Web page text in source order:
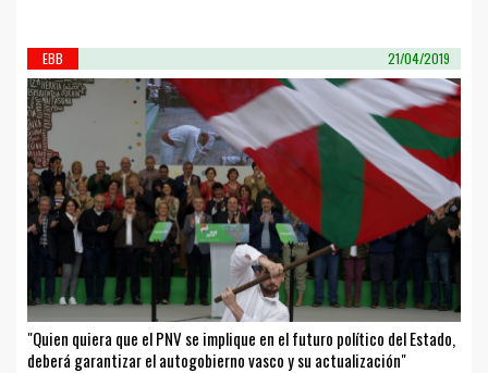
EBB 21/04/2019
"Quien quiera que el PNV se implique en el futuro político del Estado,
deberá garantizar el autogobierno vasco y su actualización"